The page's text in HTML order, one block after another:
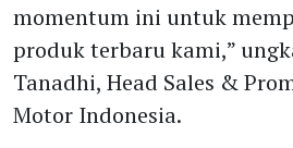
momentum ini untuk
produk terbaru kami,”
Tanadhi, Head Sales &
Motor Indonesia.